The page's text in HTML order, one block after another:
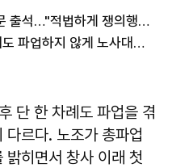
삼성전자 노조, 가처분 2차 심문 출석…"적법하게 쟁의행위 할 것"
金총리 "삼성전자, 어떤 경우에도 파업하지 않게 노사대화 지원"
단 한 차례도 파업을 겪
다르다. 노조가 총파업
밝히면서 창사 이래 첫